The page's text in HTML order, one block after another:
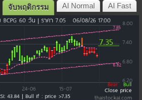
AI Fast
AI Normal
จับพฤติกรรม